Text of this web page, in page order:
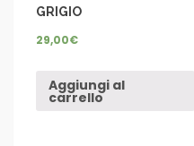
GRIGIO
29,00€
Aggiungi al
carrello